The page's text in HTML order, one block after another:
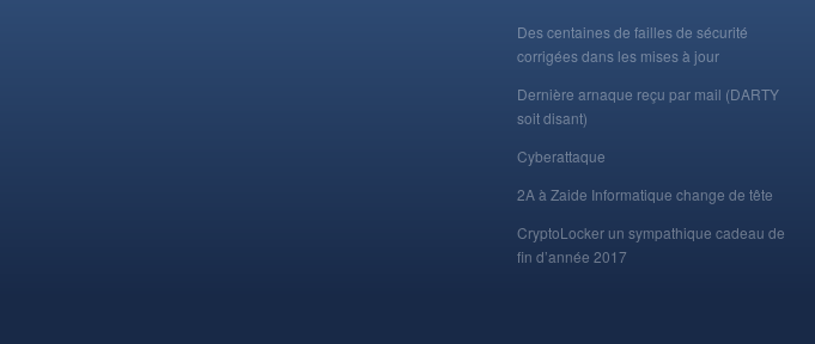
Des centaines de failles de sécurité
corrigées dans les mises à jour
Dernière arnaque reçu par mail (DARTY
soit disant)
Cyberattaque
2A à Zaide Informatique change de tête
CryptoLocker un sympathique cadeau de
fin d’année 2017